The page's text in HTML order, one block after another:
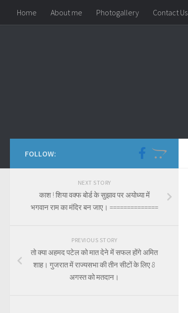
Skip to content
Home About me Photogallery Contact Us
FOLLOW:
NEXT STORY
काश ! शिया वक्फ बोर्ड के सुझाव पर अयोध्या में
भगवान राम का मंदिर बन जाए। ==============
PREVIOUS STORY
तो क्या अहमद पटेल को मात देने में सफल होंगे अमित
शाह। गुजरात में राज्यसभा की तीन सीटों के लिए 8
अगस्त को मतदान।